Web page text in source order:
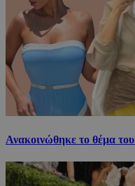
Ανακοινώθηκε το θέμα